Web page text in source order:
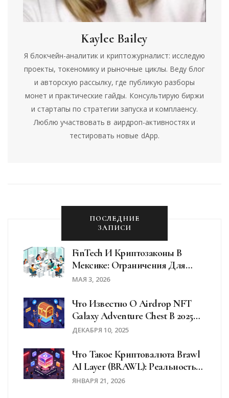
Kaylee Bailey
Я блокчейн-аналитик и криптожурналист: исследую
проекты, токеномику и рыночные циклы. Веду блог
и авторскую рассылку, где публикую разборы
монет и практические гайды. Консультирую биржи
и стартапы по стратегии запуска и комплаенсу.
Люблю участвовать в аирдроп-активностях и
тестировать новые dApp.
ПОСЛЕДНИЕ
ЗАПИСИ
FinTech И Криптозаконы В
Мексике: Ограничения Для
Бизнеса В 2026 Году
МАЯ 3, 2026
Что Известно О Airdrop NFT
Galaxy Adventure Chest В 2025
Году
ДЕКАБРЯ 10, 2025
Что Такое Криптовалюта Brawl
AI Layer (BRAWL): Реальность
Или Мошенничество?
ЯНВАРЯ 21, 2026